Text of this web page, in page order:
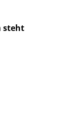
steht